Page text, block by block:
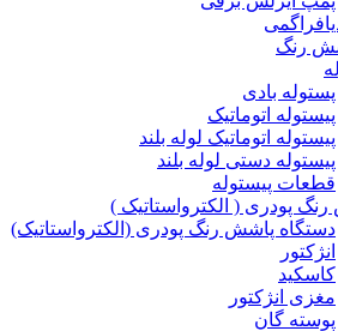
رنگ
پستوله بادی
پیستوله اتوماتیک
پیستوله اتوماتیک لوله بلند
پیستوله دستی لوله بلند
قطعات پیستوله
پودری ( الکترواستاتیک )
دستگاه پاشش رنگ پودری (الکترواستاتیک)
انژکتور
کاسکید
مغزی انژکتور
پوسته گان